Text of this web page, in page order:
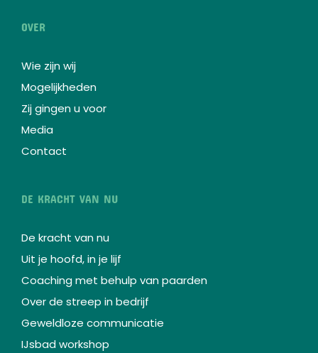
OVER
Wie zijn wij
Mogelijkheden
Zij gingen u voor
Media
Contact
DE KRACHT VAN NU
De kracht van nu
Uit je hoofd, in je lijf
Coaching met behulp van paarden
Over de streep in bedrijf
Geweldloze communicatie
IJsbad workshop